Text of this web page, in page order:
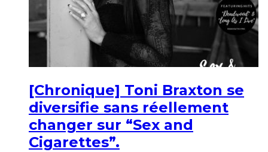
[Chronique] Toni Braxton se
diversifie sans réellement
changer sur “Sex and
Cigarettes”.